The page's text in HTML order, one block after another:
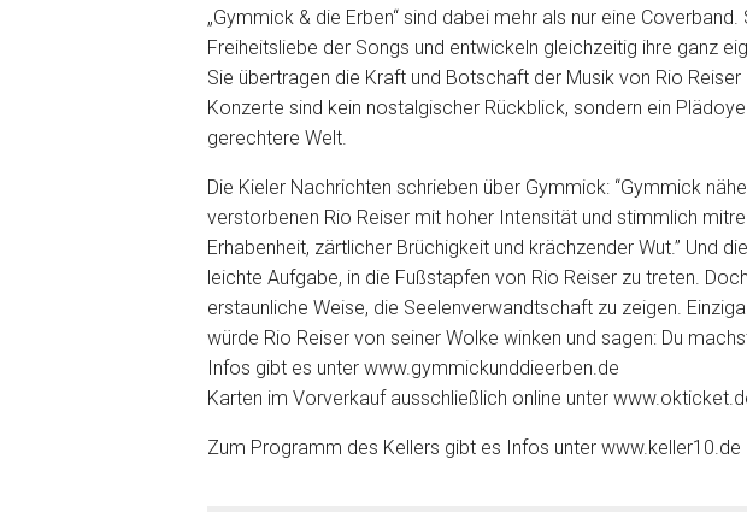
„Gymmick & die Erben“ sind dabei mehr als nur eine
Freiheitsliebe der Songs und entwickeln gleichzeitig ihre ganz
Sie übertragen die Kraft und Botschaft der Musik von Rio
Konzerte sind kein nostalgischer Rückblick, sondern ein
gerechtere Welt.
Die Kieler Nachrichten schrieben über Gymmick: “Gymmick
verstorbenen Rio Reiser mit hoher Intensität und stimmlich
Erhabenheit, zärtlicher Brüchigkeit und krächzender Wut.” Und
leichte Aufgabe, in die Fußstapfen von Rio Reiser zu treten.
erstaunliche Weise, die Seelenverwandtschaft zu zeigen.
würde Rio Reiser von seiner Wolke winken und sagen: Du
Infos gibt es unter www.gymmickunddieerben.de
Karten im Vorverkauf ausschließlich online unter
Zum Programm des Kellers gibt es Infos unter www.keller10.de